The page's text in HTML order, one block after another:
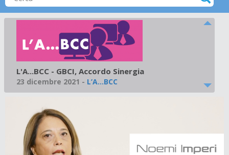
L'A...BCC - GBCI, Accordo Sinergia
23 dicembre 2021 - L’A…BCC